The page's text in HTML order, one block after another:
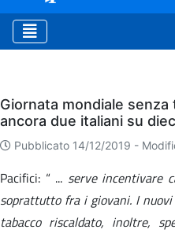
Eventi
Giornata mondiale
ancora due italiani su
Pubblicato 14/12/2019 -
Pacifici: “ ... serve incentivare
soprattutto fra i giovani. I
tabacco riscaldato, inoltre,